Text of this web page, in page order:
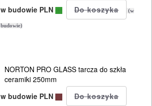
w budowie PLN
(w
budowie)
NORTON PRO GLASS tarcza do szkła
ceramiki 250mm
w budowie PLN